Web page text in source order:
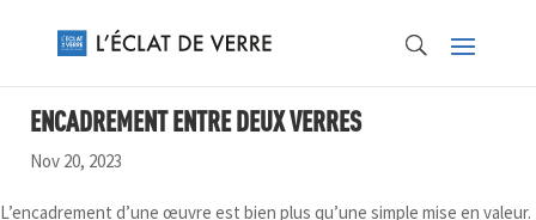
ENCADREMENT ENTRE DEUX VERRES
Nov 20, 2023
L’encadrement d’une œuvre est bien plus qu’une simple mise en valeur.